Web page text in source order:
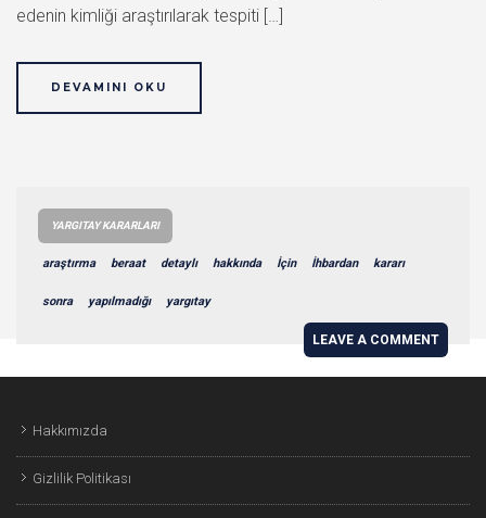
edenin kimliği araştırılarak tespiti […]
DEVAMINI OKU
YARGITAY KARARLARI
araştırma beraat detaylı hakkında İçin İhbardan kararı
sonra yapılmadığı yargıtay
LEAVE A COMMENT
Hakkımızda
Gizlilik Politikası